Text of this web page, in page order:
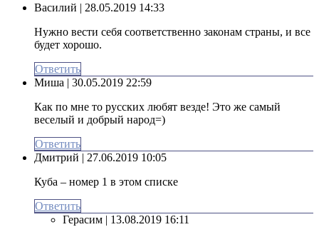
Василий | 28.05.2019 14:33
Нужно вести себя соответственно законам страны, и все
будет хорошо.
Ответить
Миша | 30.05.2019 22:59
Как по мне то русских любят везде! Это же самый
веселый и добрый народ=)
Ответить
Дмитрий | 27.06.2019 10:05
Куба – номер 1 в этом списке
Ответить
Герасим | 13.08.2019 16:11